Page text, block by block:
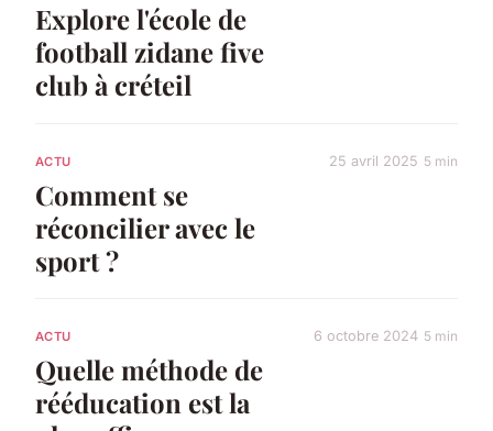
Explore l'école de
football zidane five
club à créteil
ACTU
Comment se
réconcilier avec le
sport ?
25 avril 2025 5 min
ACTU
Quelle méthode de
rééducation est la
6 octobre 2024 5 min